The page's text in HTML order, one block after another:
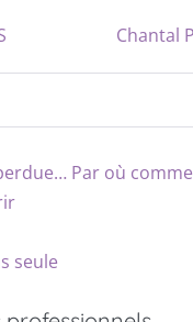
Chantal
Par où
seule